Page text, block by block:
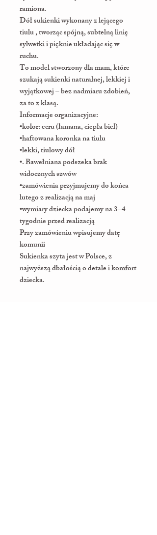
ramiona.
Dół sukienki wykonany z lejącego
tiulu , tworząc spójną, subtelną linię
sylwetki i pięknie układając się w
ruchu.
To model stworzony dla mam, które
szukają sukienki naturalnej, lekkiej i
wyjątkowej – bez nadmiaru zdobień,
za to z klasą.
Informacje organizacyjne:
•kolor: ecru (łamana, ciepła biel)
•haftowana koronka na tiulu
•lekki, tiulowy dół
•. Bawełniana podszeka brak
widocznych szwów
•zamówienia przyjmujemy do końca
lutego z realizacją na maj
•wymiary dziecka podajemy na 3–4
tygodnie przed realizacją
Przy zamówieniu wpisujemy datę
komunii
Sukienka szyta jest w Polsce, z
najwyższą dbałością o detale i komfort
dziecka.